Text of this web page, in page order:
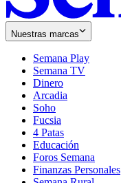
Nuestras marcas
Semana Play
Semana TV
Dinero
Arcadia
Soho
in
new
window
Fucsia
in
new
window
4 Patas
Educación
Foros Semana
Finanzas Personales